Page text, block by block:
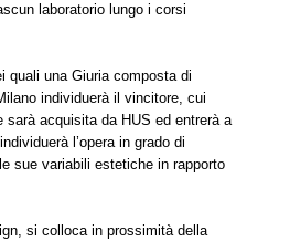
laboratorio lungo i corsi
quali una Giuria composta di
individuerà il vincitore, cui
sarà acquisita da HUS ed entrerà a
l’opera in grado di
sue variabili estetiche in rapporto
si colloca in prossimità della